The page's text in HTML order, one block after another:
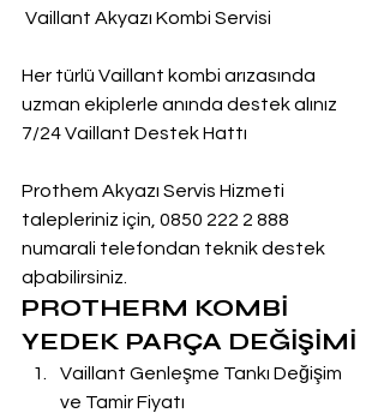
Vaillant Akyazı Kombi Servisi
Her türlü Vaillant kombi arızasında
uzman ekiplerle anında destek alınız
7/24 Vaillant Destek Hattı
Prothem Akyazı Servis Hizmeti
talepleriniz için, 0850 222 2 888
numarali telefondan teknik destek
aþabilirsiniz.
PROTHERM KOMBİ
YEDEK PARÇA DEĞİŞİMİ
Vaillant Genleşme Tankı Değişim
ve Tamir Fiyatı